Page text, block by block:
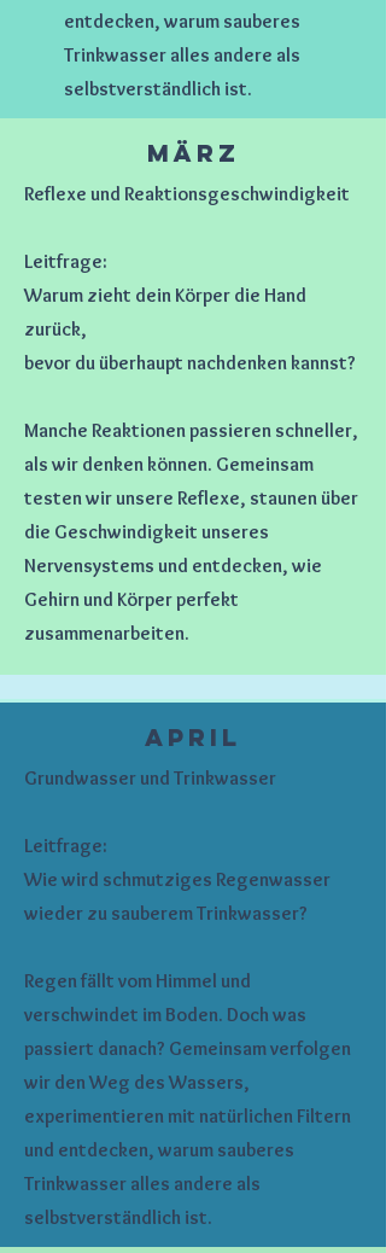
entdecken, warum sauberes
Trinkwasser alles andere als
selbstverständlich ist.
März
Reflexe und Reaktionsgeschwindigkeit
Leitfrage:
Warum zieht dein Körper die Hand
zurück,
bevor du überhaupt nachdenken kannst?
Manche Reaktionen passieren schneller,
als wir denken können. Gemeinsam
testen wir unsere Reflexe, staunen über
die Geschwindigkeit unseres
Nervensystems und entdecken, wie
Gehirn und Körper perfekt
zusammenarbeiten.
April
Grundwasser und Trinkwasser
Leitfrage:
Wie wird schmutziges Regenwasser
wieder zu sauberem Trinkwasser?
Regen fällt vom Himmel und
verschwindet im Boden. Doch was
passiert danach? Gemeinsam verfolgen
wir den Weg des Wassers,
experimentieren mit natürlichen Filtern
und entdecken, warum sauberes
Trinkwasser alles andere als
selbstverständlich ist.